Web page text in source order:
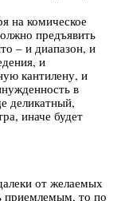
на комическое
предъявить
– и диапазон, и
и
кантилену, и
в
деликатный,
иначе будет
от желаемых
приемлемым, то по